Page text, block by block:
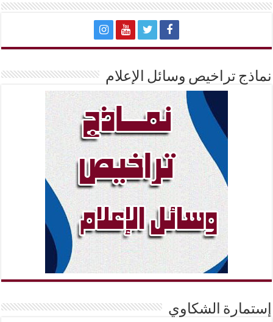
نماذج تراخيص وسائل الإعلام
إستمارة الشكاوي